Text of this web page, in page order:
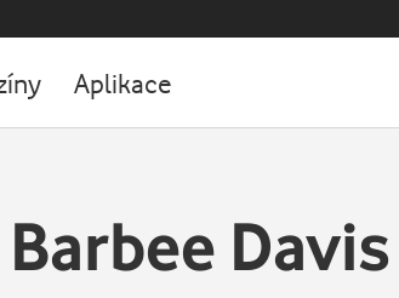
Aplikace
Barbee Davis